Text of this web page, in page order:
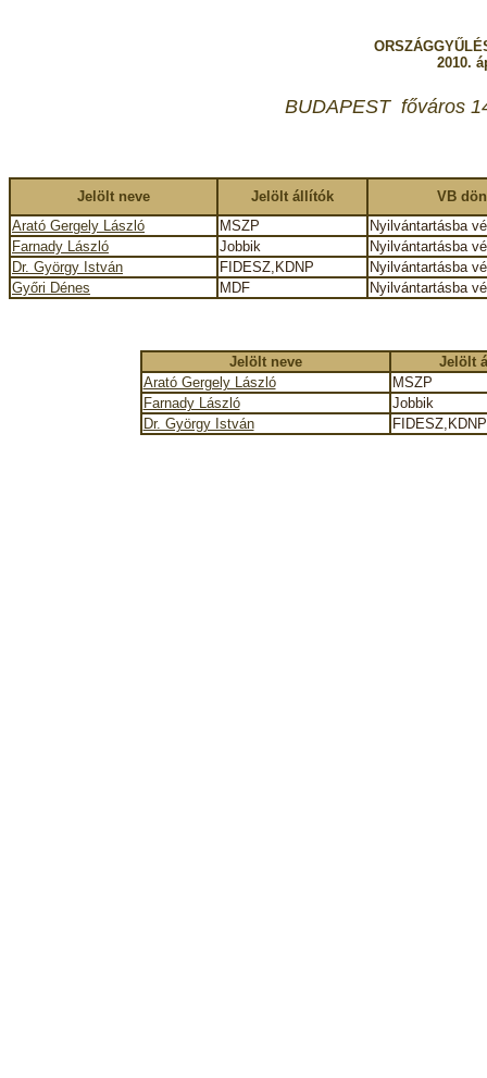
2010.
BUDAPEST főváros
Jelölt neve Jelölt állítók
VB
Arató Gergely László
MSZP
Nyilvántartásba
Farnady László
Jobbik
Nyilvántartásba
Dr. György István
FIDESZ,KDNP
Nyilvántartásba
Győri Dénes
MDF Nyilvántartásba
Jelölt neve
Jelölt
Arató Gergely László
MSZP
Farnady László
Jobbik
Dr. György István
FIDESZ,KDNP